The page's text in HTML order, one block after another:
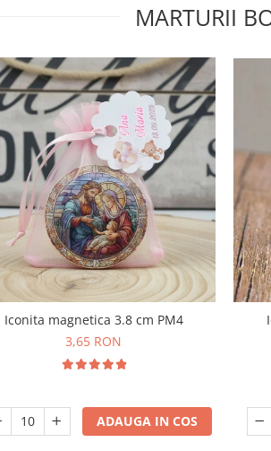
MARTURII
Iconita magnetica 3.8 cm PM4
3,65 RON
ADAUGA IN COS